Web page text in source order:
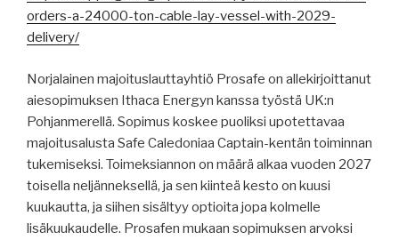
orders-a-24000-ton-cable-lay-vessel-with-2029-
delivery/
Norjalainen majoituslauttayhtiö Prosafe on allekirjoittanut
aiesopimuksen Ithaca Energyn kanssa työstä UK:n
Pohjanmerellä. Sopimus koskee puoliksi upotettavaa
majoitusalusta Safe Caledoniaa Captain-kentän toiminnan
tukemiseksi. Toimeksiannon on määrä alkaa vuoden 2027
toisella neljänneksellä, ja sen kiinteä kesto on kuusi
kuukautta, ja siihen sisältyy optioita jopa kolmelle
lisäkuukaudelle. Prosafen mukaan sopimuksen arvoksi